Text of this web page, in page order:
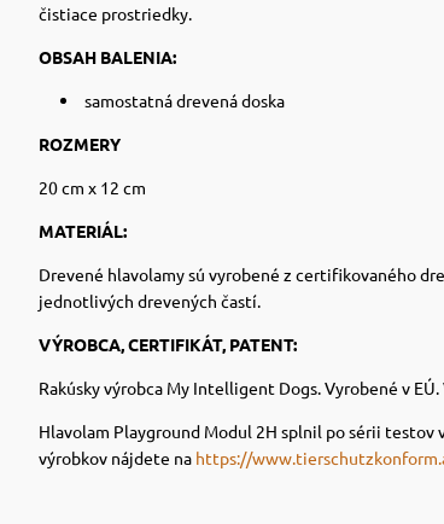
čistiace prostriedky.
OBSAH BALENIA:
samostatná drevená doska
ROZMERY
20 cm x 12 cm
MATERIÁL:
Drevené hlavolamy sú vyrobené z certifikovaného
jednotlivých drevených častí.
VÝROBCA, CERTIFIKÁT, PATENT:
Rakúsky výrobca My Intelligent Dogs. Vyrobené v
Hlavolam Playground Modul 2H splnil po sérii testov
výrobkov nájdete na https://